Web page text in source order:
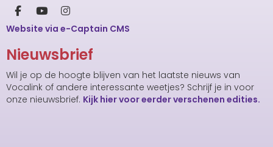
Website via e-Captain CMS
Nieuwsbrief
Wil je op de hoogte blijven van het laatste nieuws van
Vocalink of andere interessante weetjes? Schrijf je in voor
onze nieuwsbrief. Kijk hier voor eerder verschenen edities.